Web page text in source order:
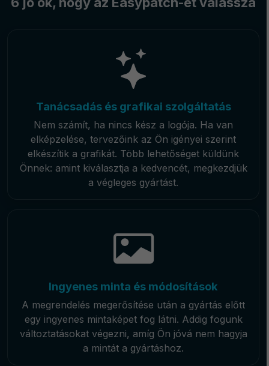
Tanácsadás és grafikai szolgáltatás
Nem számít, ha nincs kész a logója. Ha van
elképzelése, tervezőink az Ön igényei szerint
elkészítik a grafikát. Több lehetőséget küldünk
Önnek: amint kiválasztja a kedvencét, megkezdjük
a végleges gyártást.
Ingyenes minta és módosítások
A megrendelés megerősítése után a gyártás előtt
egy ingyenes mintaképet fog látni. Addig fogunk
változtatásokat végezni, amíg Ön jóvá nem hagyja
a mintát a gyártáshoz.